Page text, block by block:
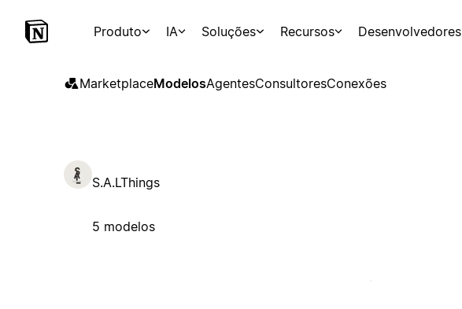
Produto IA Soluções Recursos Desenvolvedores
MarketplaceModelosAgentesConsultoresConexões
S.A.LThings
5 modelos